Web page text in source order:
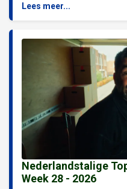
Lees meer...
Nederlandstalige
Week 28 - 2026